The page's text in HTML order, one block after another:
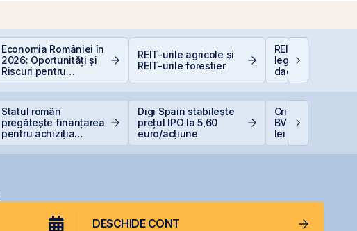
Economia României în
2026: Oportunități și
Riscuri pentru
Investitori
REIT-urile agricole și
REIT-urile forestier
REIT-urile
legislație să fie,
dacă proiecte
sunt și banii se
Statul român
pregătește finanțarea
pentru achiziția
Digi Spain stabilește
prețul IPO la 5,60
euro/acțiune
Cris-Tim urcă
BVB și adaugă
lei la capitalizare
singură zi
DESCHIDE CONT